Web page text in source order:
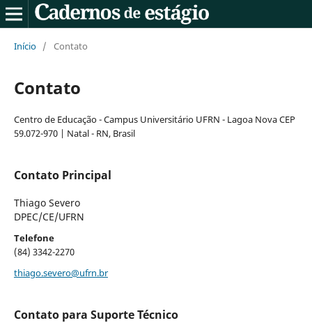
Início / Contato
Contato
Centro de Educação - Campus Universitário UFRN - Lagoa Nova CEP
59.072-970 | Natal - RN, Brasil
Contato Principal
Thiago Severo
DPEC/CE/UFRN
Telefone
(84) 3342-2270
thiago.severo@ufrn.br
Contato para Suporte Técnico